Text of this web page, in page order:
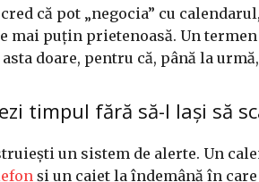
că pot „negocia” cu
mai puțin prietenoasă. Un
doare, pentru că, până la
timpul fără să-l lași să
un sistem de alerte. Un
și un caiet la îndemână în